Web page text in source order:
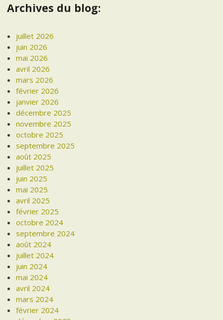
Archives du blog:
juillet 2026
juin 2026
mai 2026
avril 2026
mars 2026
février 2026
janvier 2026
décembre 2025
novembre 2025
octobre 2025
septembre 2025
août 2025
juillet 2025
juin 2025
mai 2025
avril 2025
février 2025
octobre 2024
septembre 2024
août 2024
juillet 2024
juin 2024
mai 2024
avril 2024
mars 2024
février 2024